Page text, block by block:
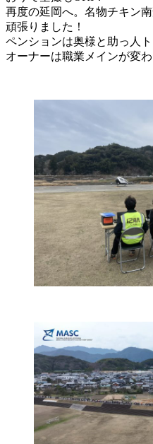
再度の延岡へ。名物チキン
頑張りました！
ペンションは奥様と助っ人
オーナーは職業メインが変